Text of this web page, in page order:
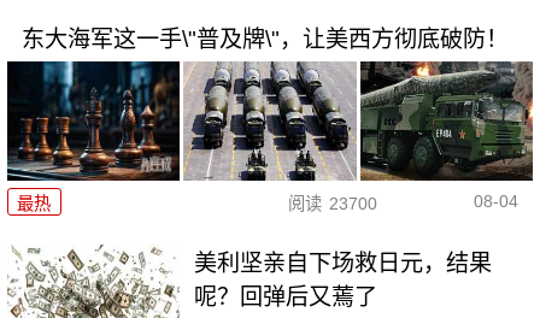
东大海军这一手\"普及牌\"，让美西方彻底破防！
最热 阅读 23700 08-04
美利坚亲自下场救日元，结果
呢？回弹后又蔫了